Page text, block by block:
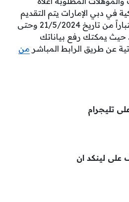
في دبي الإمارات يتم التقديم
على الشاغر الوظيفي اعتباراً من تاريخ 21/5/2024 وحتى
حيث يمكتك رفع بياناتك
عن طريق الرابط المباشر من
تليجرام
على لينكد ان